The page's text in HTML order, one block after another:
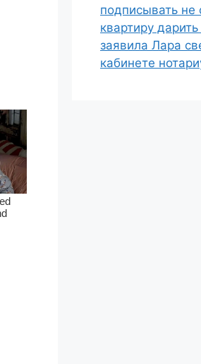
подписывать не
квартиру
заявила Лара
кабинете